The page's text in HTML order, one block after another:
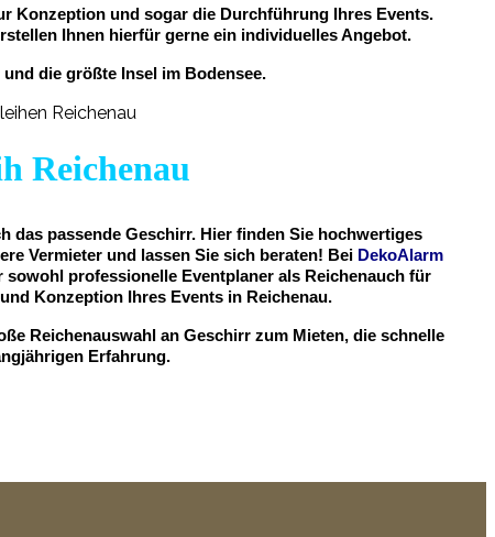
Konzeption und sogar die Durchführung Ihres Events.
Ihnen hierfür gerne ein individuelles Angebot.
die größte Insel im Bodensee.
Reichenau
das passende Geschirr. Hier finden Sie hochwertiges
Vermieter und lassen Sie sich beraten! Bei DekoAlarm
professionelle Eventplaner als Reichenauch für
Konzeption Ihres Events in Reichenau.
Reichenauswahl an Geschirr zum Mieten, die schnelle
Erfahrung.